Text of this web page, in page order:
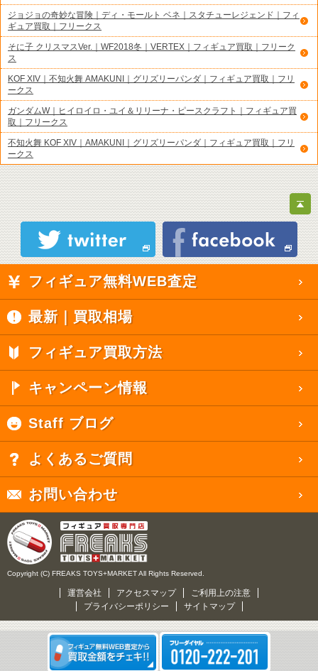
ジョジョの奇妙な冒険｜ディ・モールト ベネ｜スタチューレジェンド｜フィ
ギュア買取｜フリークス
そに子 クリスマスVer.｜WF2018冬｜VERTEX｜フィギュア買取｜フリーク
ス
KOF XIV｜不知火舞 AMAKUNI｜グリズリーパンダ｜フィギュア買取｜フリ
ークス
ガンダムW｜ヒイロイロ・ユイ＆リリーナ・ピースクラフト｜フィギュア買
取｜フリークス
不知火舞 KOF XIV｜AMAKUNI｜グリズリーパンダ｜フィギュア買取｜フリ
ークス
フィギュア無料WEB査定
最新｜買取相場
フィギュア買取方法
キャンペーン情報
Staff ブログ
よくあるご質問
お問い合わせ
Copyright (C) FREAKS TOYS+MARKET All Rights Reserved.
運営会社 アクセスマップ
ご利用上の注意
プライバシーポリシー
サイトマップ